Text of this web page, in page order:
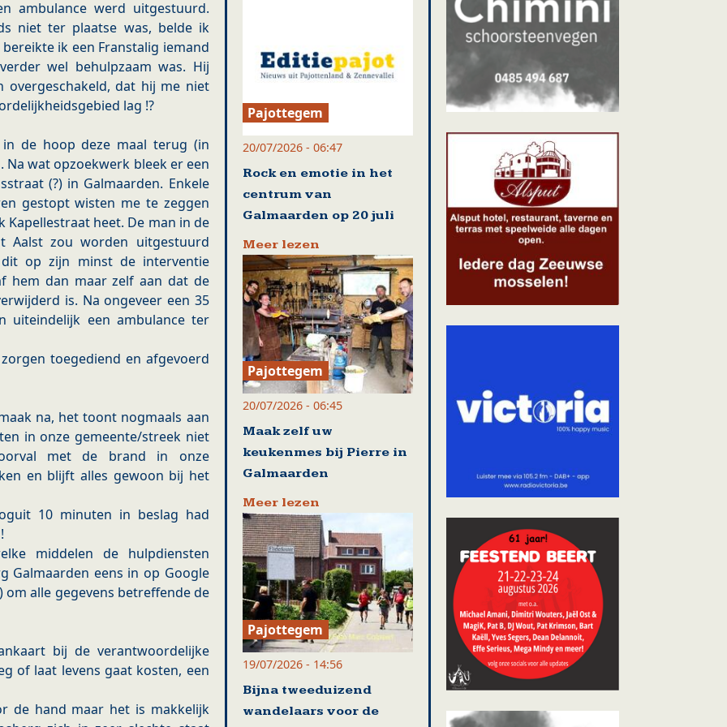
ambulance werd uitgestuurd.
niet ter plaatse was, belde ik
ik een Franstalig iemand
wel behulpzaam was. Hij
overgeschakeld, dat hij me niet
lag !?
de hoop deze maal terug (in
Na wat opzoekwerk bleek er een
(?) in Galmaarden. Enkele
gestopt wisten me te zeggen
heet. De man in de
Aalst zou worden uitgestuurd
op zijn minst de interventie
hem dan maar zelf aan dat de
is. Na ongeveer een 35
uiteindelijk een ambulance ter
toegediend en afgevoerd
na, het toont nogmaals aan
in onze gemeente/streek niet
met de brand in onze
en blijft alles gewoon bij het
10 minuten in beslag had
middelen de hulpdiensten
Galmaarden eens in op Google
om alle gegevens betreffende de
bij de verantwoordelijke
of laat levens gaat kosten, een
de hand maar het is makkelijk
Pajottegem
20/07/2026 - 06:47
Rock en emotie in het
centrum van
Galmaarden op 20 juli
Meer lezen
Pajottegem
20/07/2026 - 06:45
Maak zelf uw
keukenmes bij Pierre in
Galmaarden
Meer lezen
Pajottegem
19/07/2026 - 14:56
Bijna tweeduizend
wandelaars voor de